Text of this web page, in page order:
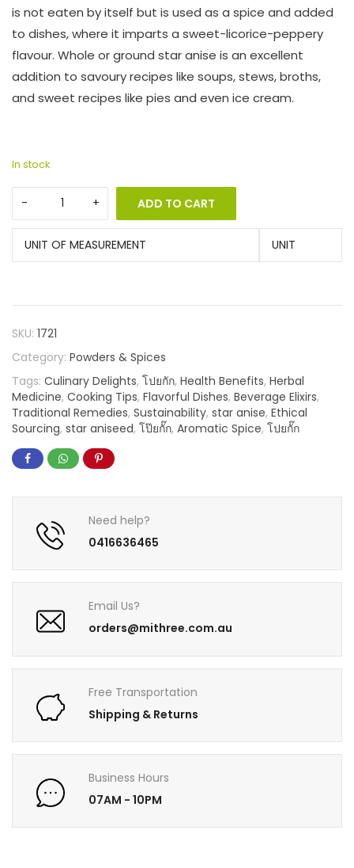
is not eaten by itself but is used as a spice and added
to dishes, where it imparts a sweet-licorice-peppery
flavour. Whole or ground star anise is an excellent
addition to savoury recipes like soups, stews, broths,
and sweet recipes like pies and even ice cream.
In stock
ADD TO CART
UNIT OF MEASUREMENT UNIT
SKU: 1721
Category: Powders & Spices
Tags: Culinary Delights, โปยกัก, Health Benefits, Herbal
Medicine, Cooking Tips, Flavorful Dishes, Beverage Elixirs,
Traditional Remedies, Sustainability, star anise, Ethical
Sourcing, star aniseed, โป๊ยกั๊ก, Aromatic Spice, โปยกั๊ก
Need help?
0416636465
Email Us?
orders@mithree.com.au
Free Transportation
Shipping & Returns
Business Hours
07AM - 10PM